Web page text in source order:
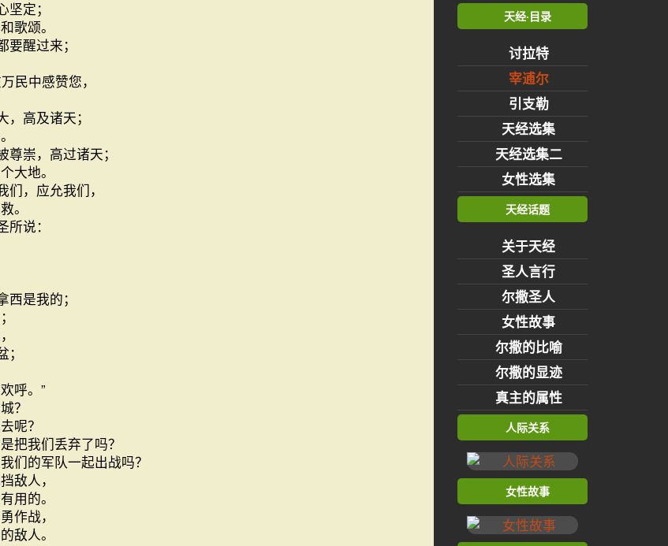
定；
歌颂。
醒过来；
民中感赞您，
高及诸天；
崇，高过诸天；
大地。
，应允我们，
。
说：
是我的；
呼。”
？
呢？
把我们丢弃了吗？
们的军队一起出战吗？
敌人，
用的。
作战，
敌人。
天经·目录
讨拉特
宰逋尔
引支勒
天经选集
天经选集二
女性选集
天经话题
关于天经
圣人言行
尔撒圣人
女性故事
尔撒的比喻
尔撒的显迹
真主的属性
人际关系
女性故事